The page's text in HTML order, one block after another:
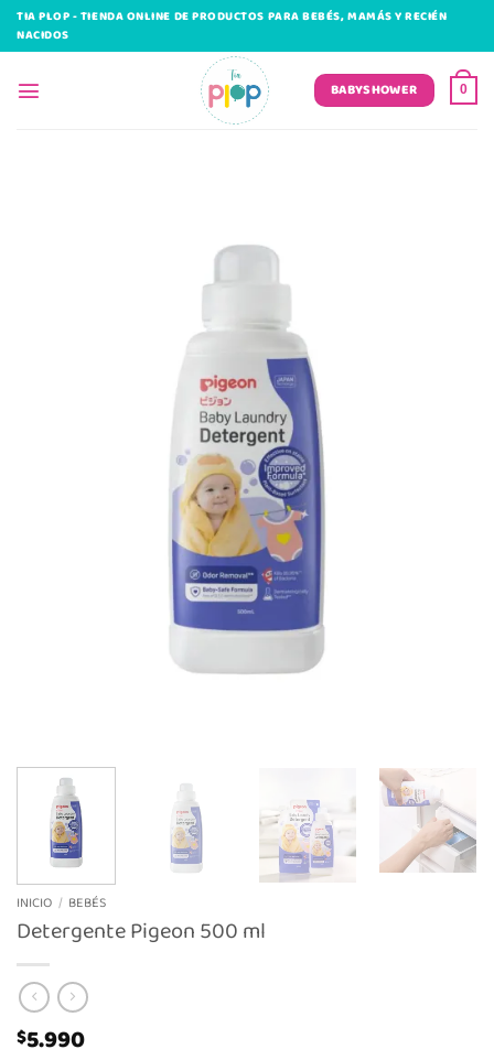
Saltar
TIA PLOP - TIENDA ONLINE DE PRODUCTOS PARA BEBÉS, MAMÁS Y RECIÉN
NACIDOS
BABYSHOWER 0
INICIO / BEBÉS
Detergente Pigeon 500 ml
$5.990